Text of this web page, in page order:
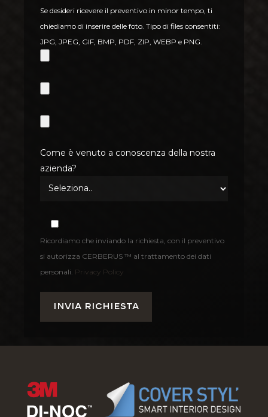
Se desideri ricevere il preventivo in minor tempo, ti
chiediamo di inserire delle foto. Tipo di files consentiti:
JPG, JPEG, GIF, BMP, PDF, ZIP, WEBP e PNG.
Come è venuto a conoscenza della nostra
azienda?
Ricordiamo che inviando la richiesta, con il preventivo
si autorizza CERBERUS ™ al trattamento dei dati
personali. Privacy Policy